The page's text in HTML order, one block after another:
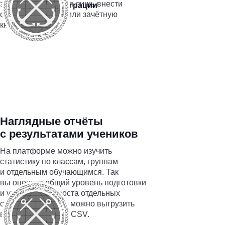
заданий. Останется лишь внести
отметки в журнал или зачётную
книжку.
Наглядные отчёты
с результатами учеников
На платформе можно изучить
статистику по классам, группам
и отдельным обучающимся. Так
вы оцените общий уровень подготовки
и узнаете зоны роста отдельных
студентов. Отчеты можно выгрузить
в формате Excel и CSV.
Все интеграции